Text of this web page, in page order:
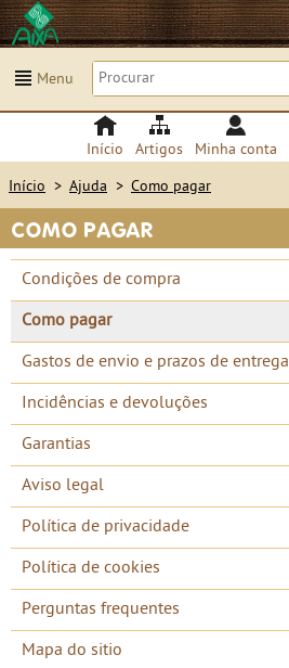
Menu
Início Artigos Minha conta
Início > Ajuda > Como pagar
COMO PAGAR
Condições de compra
Como pagar
Gastos de envio e prazos de entrega
Incidências e devoluções
Garantias
Aviso legal
Política de privacidade
Política de cookies
Perguntas frequentes
Mapa do sitio